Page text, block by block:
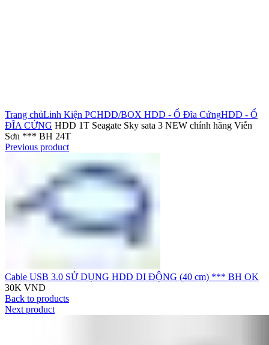
Trang chủLinh Kiện PCHDD/BOX HDD - Ổ Đĩa CứngHDD - Ổ
ĐĨA CỨNG HDD 1T Seagate Sky sata 3 NEW chính hãng Viễn
Sơn *** BH 24T
Previous product
Cable USB 3.0 SỬ DỤNG HDD DI ĐỘNG (40 cm) *** BH OK
30K VND
Back to products
Next product